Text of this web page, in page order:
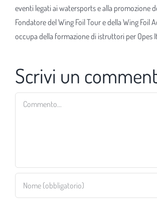
eventi legati ai watersports e alla promozione
Fondatore del Wing Foil Tour e della Wing Foil
occupa della formazione di istruttori per Opes
Scrivi un
Commento